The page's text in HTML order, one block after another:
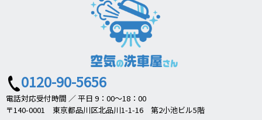
0120-90-5656
電話対応受付時間 ／ 平日 9：00～18：00
〒140-0001 東京都品川区北品川1-1-16 第2小池ビル5階